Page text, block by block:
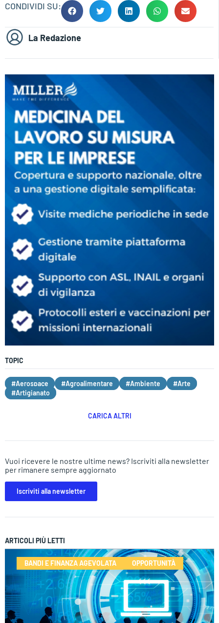
CONDIVIDI SU:
La Redazione
TOPIC
#Aerospace #Agroalimentare #Ambiente
#Arte
#Artigianato
CARICA ALTRI
Vuoi ricevere le nostre ultime news? Iscriviti alla newsletter
per rimanere sempre aggiornato
Iscriviti alla newsletter
ARTICOLI PIÙ LETTI
BANDI E FINANZA AGEVOLATA OPPORTUNITÀ